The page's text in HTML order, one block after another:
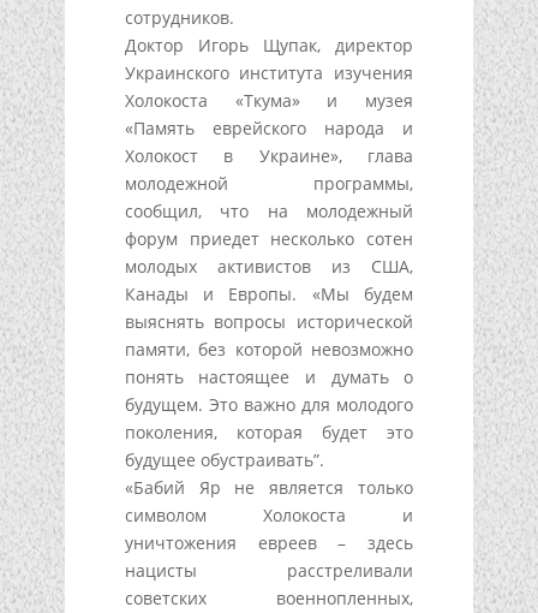
сотрудников.
Доктор Игорь Щупак, директор
Украинского института изучения
Холокоста «Ткума» и музея
«Память еврейского народа и
Холокост в Украине», глава
молодежной программы,
сообщил, что на молодежный
форум приедет несколько сотен
молодых активистов из США,
Канады и Европы. «Мы будем
выяснять вопросы исторической
памяти, без которой невозможно
понять настоящее и думать о
будущем. Это важно для молодого
поколения, которая будет это
будущее обустраивать”.
«Бабий Яр не является только
символом Холокоста и
уничтожения евреев – здесь
нацисты расстреливали
советских военнопленных,